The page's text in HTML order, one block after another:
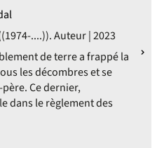
....)). Auteur | 2023
de terre a frappé la
les décombres et se
Ce dernier,
dans le règlement des